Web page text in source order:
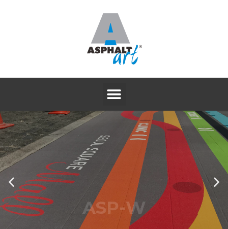
ASP-W
논슬립 알루미늄 방염시트